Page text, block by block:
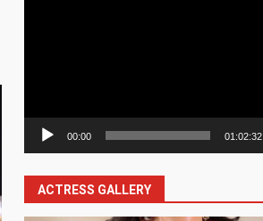
00:00 01:02:32
ACTRESS GALLERY